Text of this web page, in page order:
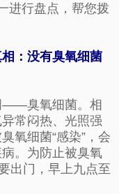
进行盘点，帮您拨
：没有臭氧细菌
臭氧细菌。相
常闷热、光照强
氧细菌“感染”，会
。为防止被臭氧
出门，早上九点至